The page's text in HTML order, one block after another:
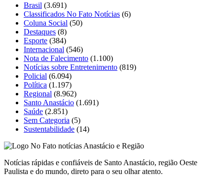
Brasil (3.691)
Classificados No Fato Notícias (6)
Coluna Social (50)
Destaques (8)
Esporte (384)
Internacional (546)
Nota de Falecimento (1.100)
Notícias sobre Entretenimento (819)
Policial (6.094)
Política (1.197)
Regional (8.962)
Santo Anastácio (1.691)
Saúde (2.851)
Sem Categoria (5)
Sustentabilidade (14)
Notícias rápidas e confiáveis de Santo Anastácio, região Oeste
Paulista e do mundo, direto para o seu olhar atento.